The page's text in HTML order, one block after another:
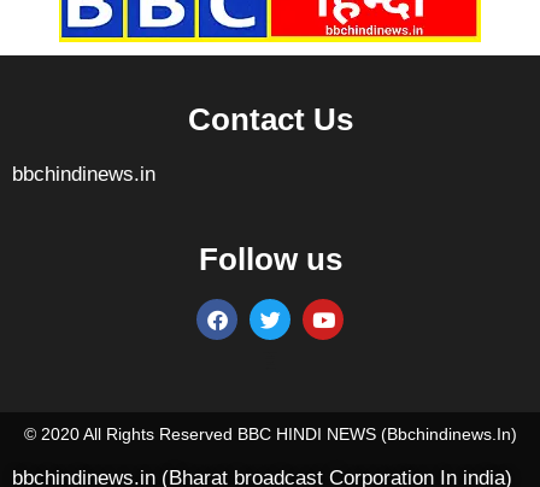
Contact Us
bbchindinews.in
Follow us
© 2020 All Rights Reserved BBC HINDI NEWS (bbchindinews.in)
bbchindinews.in (Bharat broadcast Corporation In india)